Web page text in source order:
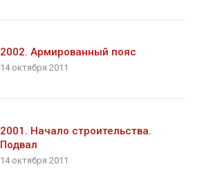
2002. Армированный пояс
14 октября 2011
2001. Начало строительства.
Подвал
14 октября 2011